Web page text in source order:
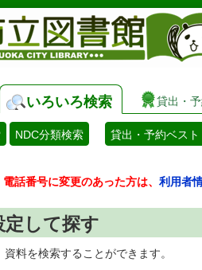
いろいろ検索 貸出・
NDC分類検索 貸出・予約ベスト
話番号に変更のあった方は、 利用者
して探す
料を検索することができます。